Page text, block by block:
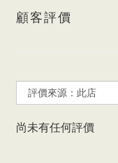
顧客評價
尚未有任何評價